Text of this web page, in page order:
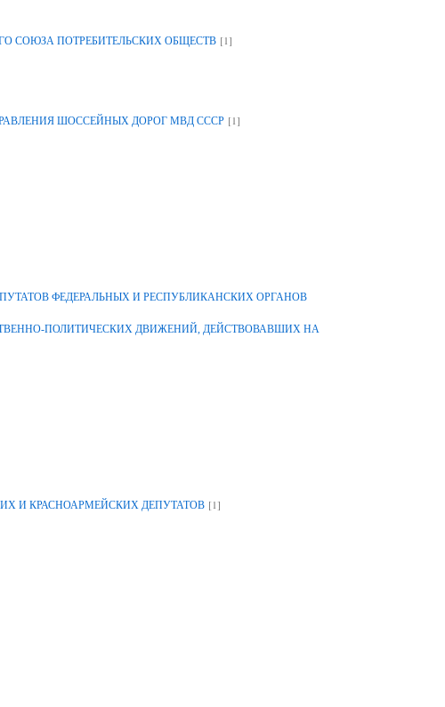
СОЮЗА ПОТРЕБИТЕЛЬСКИХ ОБЩЕСТВ [1]
ШОССЕЙНЫХ ДОРОГ МВД СССР [1]
ФЕДЕРАЛЬНЫХ И РЕСПУБЛИКАНСКИХ ОРГАНОВ
ПОЛИТИЧЕСКИХ ДВИЖЕНИЙ, ДЕЙСТВОВАВШИХ НА
И КРАСНОАРМЕЙСКИХ ДЕПУТАТОВ [1]